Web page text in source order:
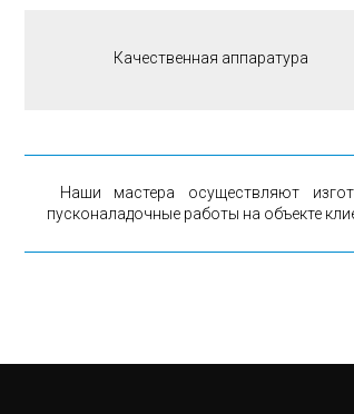
Качественная аппаратура
Наши мастера осуществляют
пусконаладочные работы на объекте